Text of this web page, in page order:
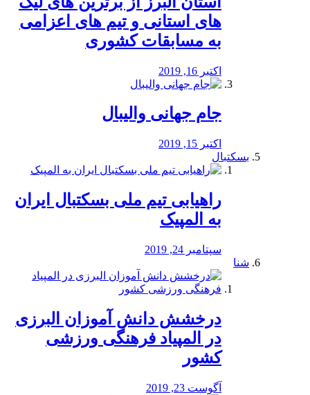
های استانی و تیم های اعزامی
به مسابقات کشوری
اکتبر 16, 2019
جام جهانی والیبال
اکتبر 15, 2019
بسکتبال
راهیابی تیم ملی بسکتبال ایران
به المپیک
سپتامبر 24, 2019
شنا
درخشش دانش آموزان البرزی
در المپیاد فرهنگی ورزشی
کشور
آگوست 23, 2019